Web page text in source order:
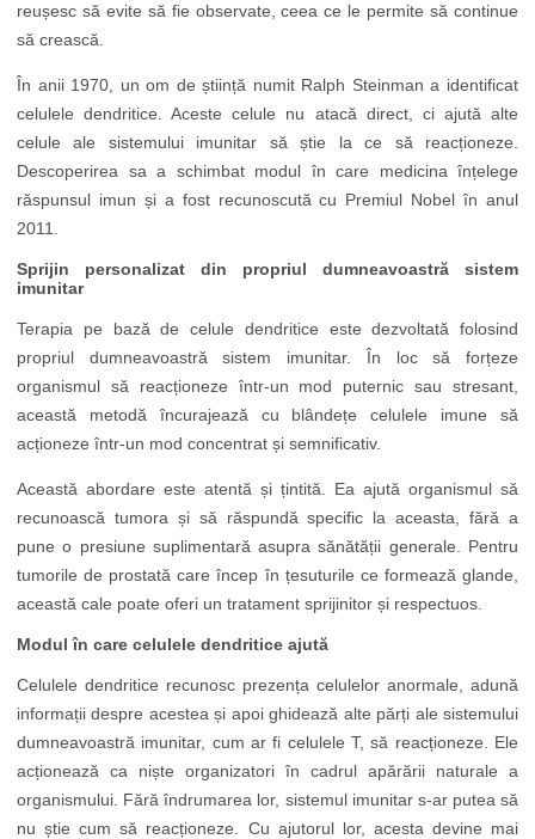
reușesc să evite să fie observate, ceea ce le permite să continue
să crească.
În anii 1970, un om de știință numit Ralph Steinman a identificat
celulele dendritice. Aceste celule nu atacă direct, ci ajută alte
celule ale sistemului imunitar să știe la ce să reacționeze.
Descoperirea sa a schimbat modul în care medicina înțelege
răspunsul imun și a fost recunoscută cu Premiul Nobel în anul
2011.
Sprijin personalizat din propriul dumneavoastră sistem
imunitar
Terapia pe bază de celule dendritice este dezvoltată folosind
propriul dumneavoastră sistem imunitar. În loc să forțeze
organismul să reacționeze într-un mod puternic sau stresant,
această metodă încurajează cu blândețe celulele imune să
acționeze într-un mod concentrat și semnificativ.
Această abordare este atentă și țintită. Ea ajută organismul să
recunoască tumora și să răspundă specific la aceasta, fără a
pune o presiune suplimentară asupra sănătății generale. Pentru
tumorile de prostată care încep în țesuturile ce formează glande,
această cale poate oferi un tratament sprijinitor și respectuos.
Modul în care celulele dendritice ajută
Celulele dendritice recunosc prezența celulelor anormale, adună
informații despre acestea și apoi ghidează alte părți ale sistemului
dumneavoastră imunitar, cum ar fi celulele T, să reacționeze. Ele
acționează ca niște organizatori în cadrul apărării naturale a
organismului. Fără îndrumarea lor, sistemul imunitar s-ar putea să
nu știe cum să reacționeze. Cu ajutorul lor, acesta devine mai